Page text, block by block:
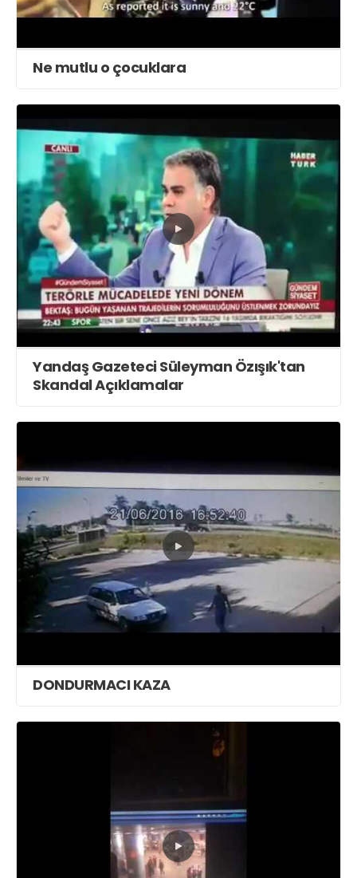
Ne mutlu o çocuklara
Yandaş Gazeteci Süleyman Özışık'tan
Skandal Açıklamalar
DONDURMACI KAZA